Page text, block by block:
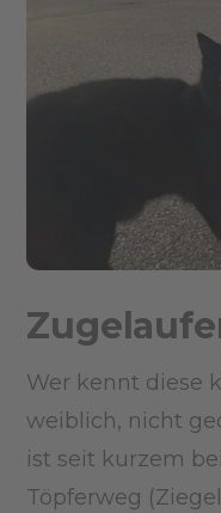
Wer kennt diese
weiblich, nicht
ist seit kurzem
Töpferweg